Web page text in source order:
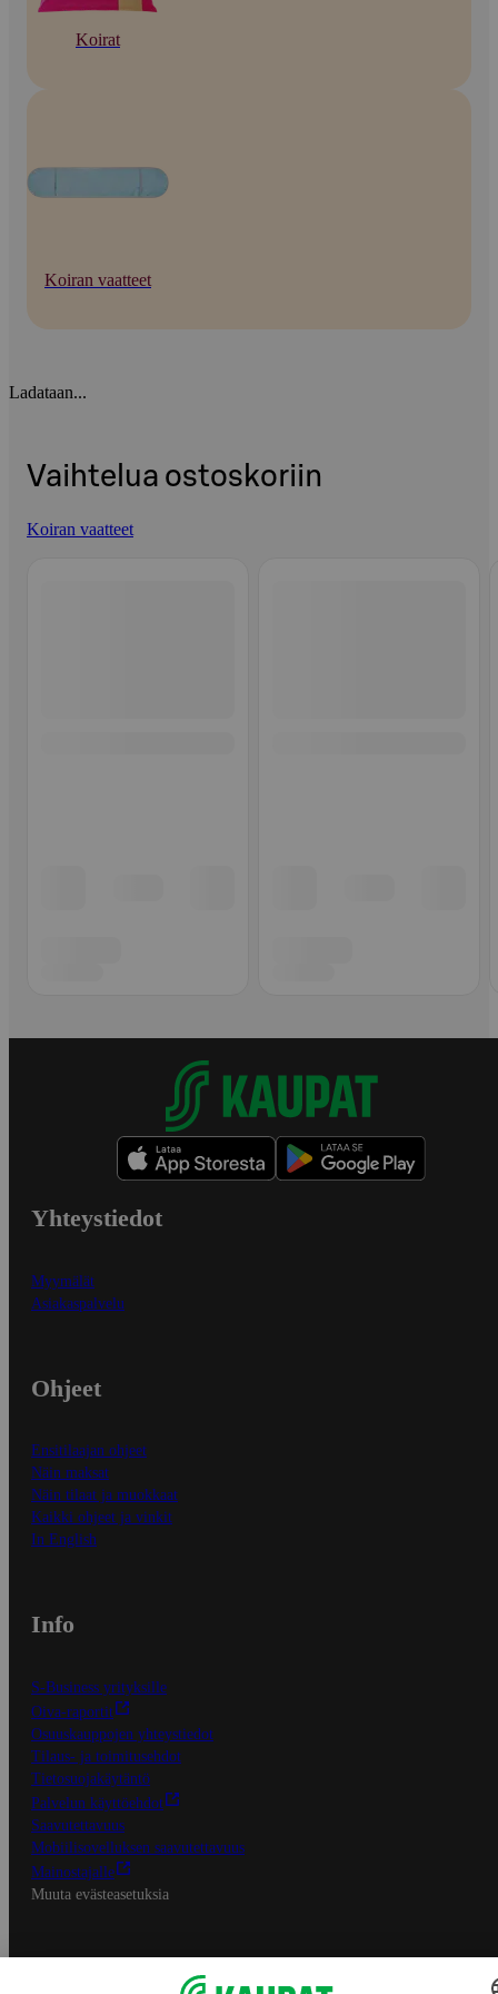
Koirat
Koiran vaatteet
Ladataan...
Vaihtelua ostoskoriin
Koiran vaatteet
Yhteystiedot
Myymälät
Asiakaspalvelu
Ohjeet
Ensitilaajan ohjeet
Näin maksat
Näin tilaat ja muokkaat
Kaikki ohjeet ja vinkit
In English
Info
S-Business yrityksille
Oiva-raportit
Osuuskauppojen yhteystiedot
Tilaus- ja toimitusehdot
Tietosuojakäytäntö
Palvelun käyttöehdot
Saavutettavuus
Mobiilisovelluksen saavutettavuus
Mainostajalle
Muuta evästeasetuksia
S-ryhmän palvelut